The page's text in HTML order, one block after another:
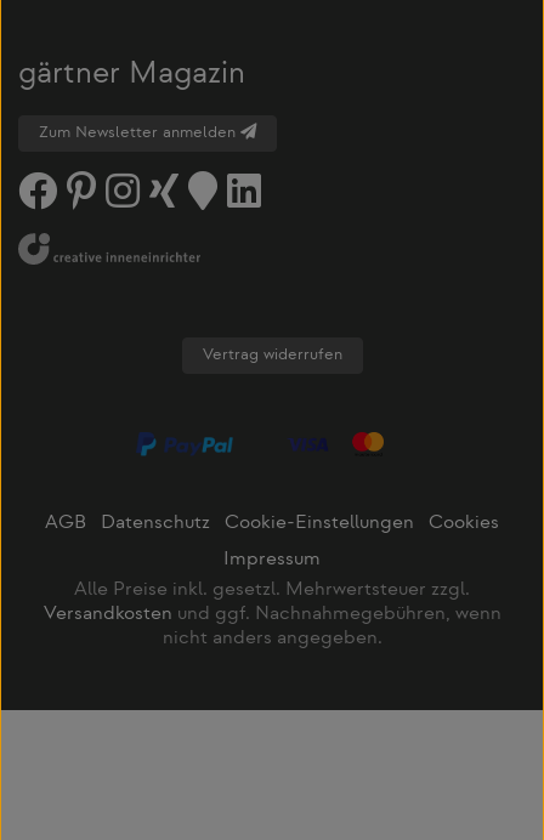
gärtner Magazin
Zum Newsletter anmelden
Vertrag widerrufen
AGB Datenschutz Cookie-Einstellungen
Cookies
Impressum
Alle Preise inkl. gesetzl. Mehrwertsteuer zzgl.
Versandkosten und ggf. Nachnahmegebühren, wenn
nicht anders angegeben.